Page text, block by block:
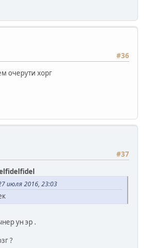
#36
очерути хорг
#37
fidelfidel
июля 2016, 23:03
ун эр .
?